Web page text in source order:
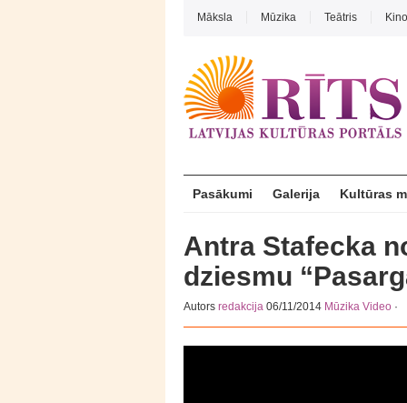
Māksla Mūzika Teātris Kino
Pasākumi Galerija Kultūras
Antra Stafecka
dziesmu
Autors redakcija 06/11/2014 Mūzika Video ·